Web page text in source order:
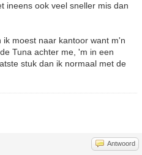
ineens ook veel sneller mis dan
moest naar kantoor want m'n
Tuna achter me, 'm in een
stuk dan ik normaal met de
Antwoord